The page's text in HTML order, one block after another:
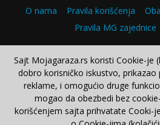
O nama
Pravila korišćenja
Pravila MG zajednice
Copyright ©
Sajt Mojagaraza.rs koristi Cookie-je
dobro korisničko iskustvo, prikazao
reklame, i omogućio druge
mogao da obezbedi bez
korišćenjem sajta prihvatate Cooki-